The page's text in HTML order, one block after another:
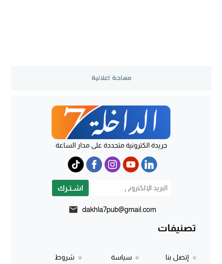
جريدة الكترونية متجددة على مدار الساعة
اشـتـرك
dakhla7pub@gmail.com
تصنيفات
إتصل بنا
سياسة
شروط